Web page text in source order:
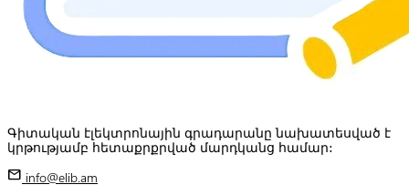
Գիտական էլեկտրոնային գրադարանը նախատեսված է
կրթությամբ հետաքրքրված մարդկանց համար:
mail info@elib.am